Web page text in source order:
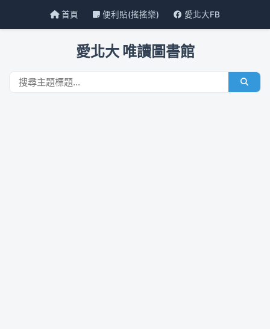
首頁 便利貼(搖搖樂) 愛北大FB
愛北大 唯讀圖書館